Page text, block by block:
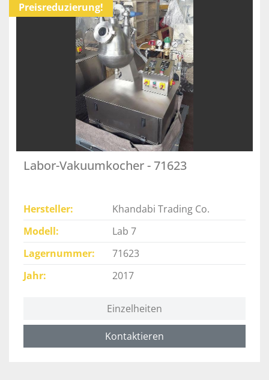
Preisreduzierung!
Labor-Vakuumkocher - 71623
Hersteller
Khandabi Trading Co.
Modell
Lab 7
Lagernummer
71623
Jahr
2017
Einzelheiten
Kontaktieren